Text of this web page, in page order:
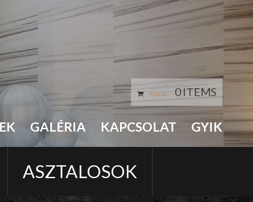
GALÉRIA KAPCSOLAT GYIK
Kosár: 0 ITEMS
ASZTALOSOK